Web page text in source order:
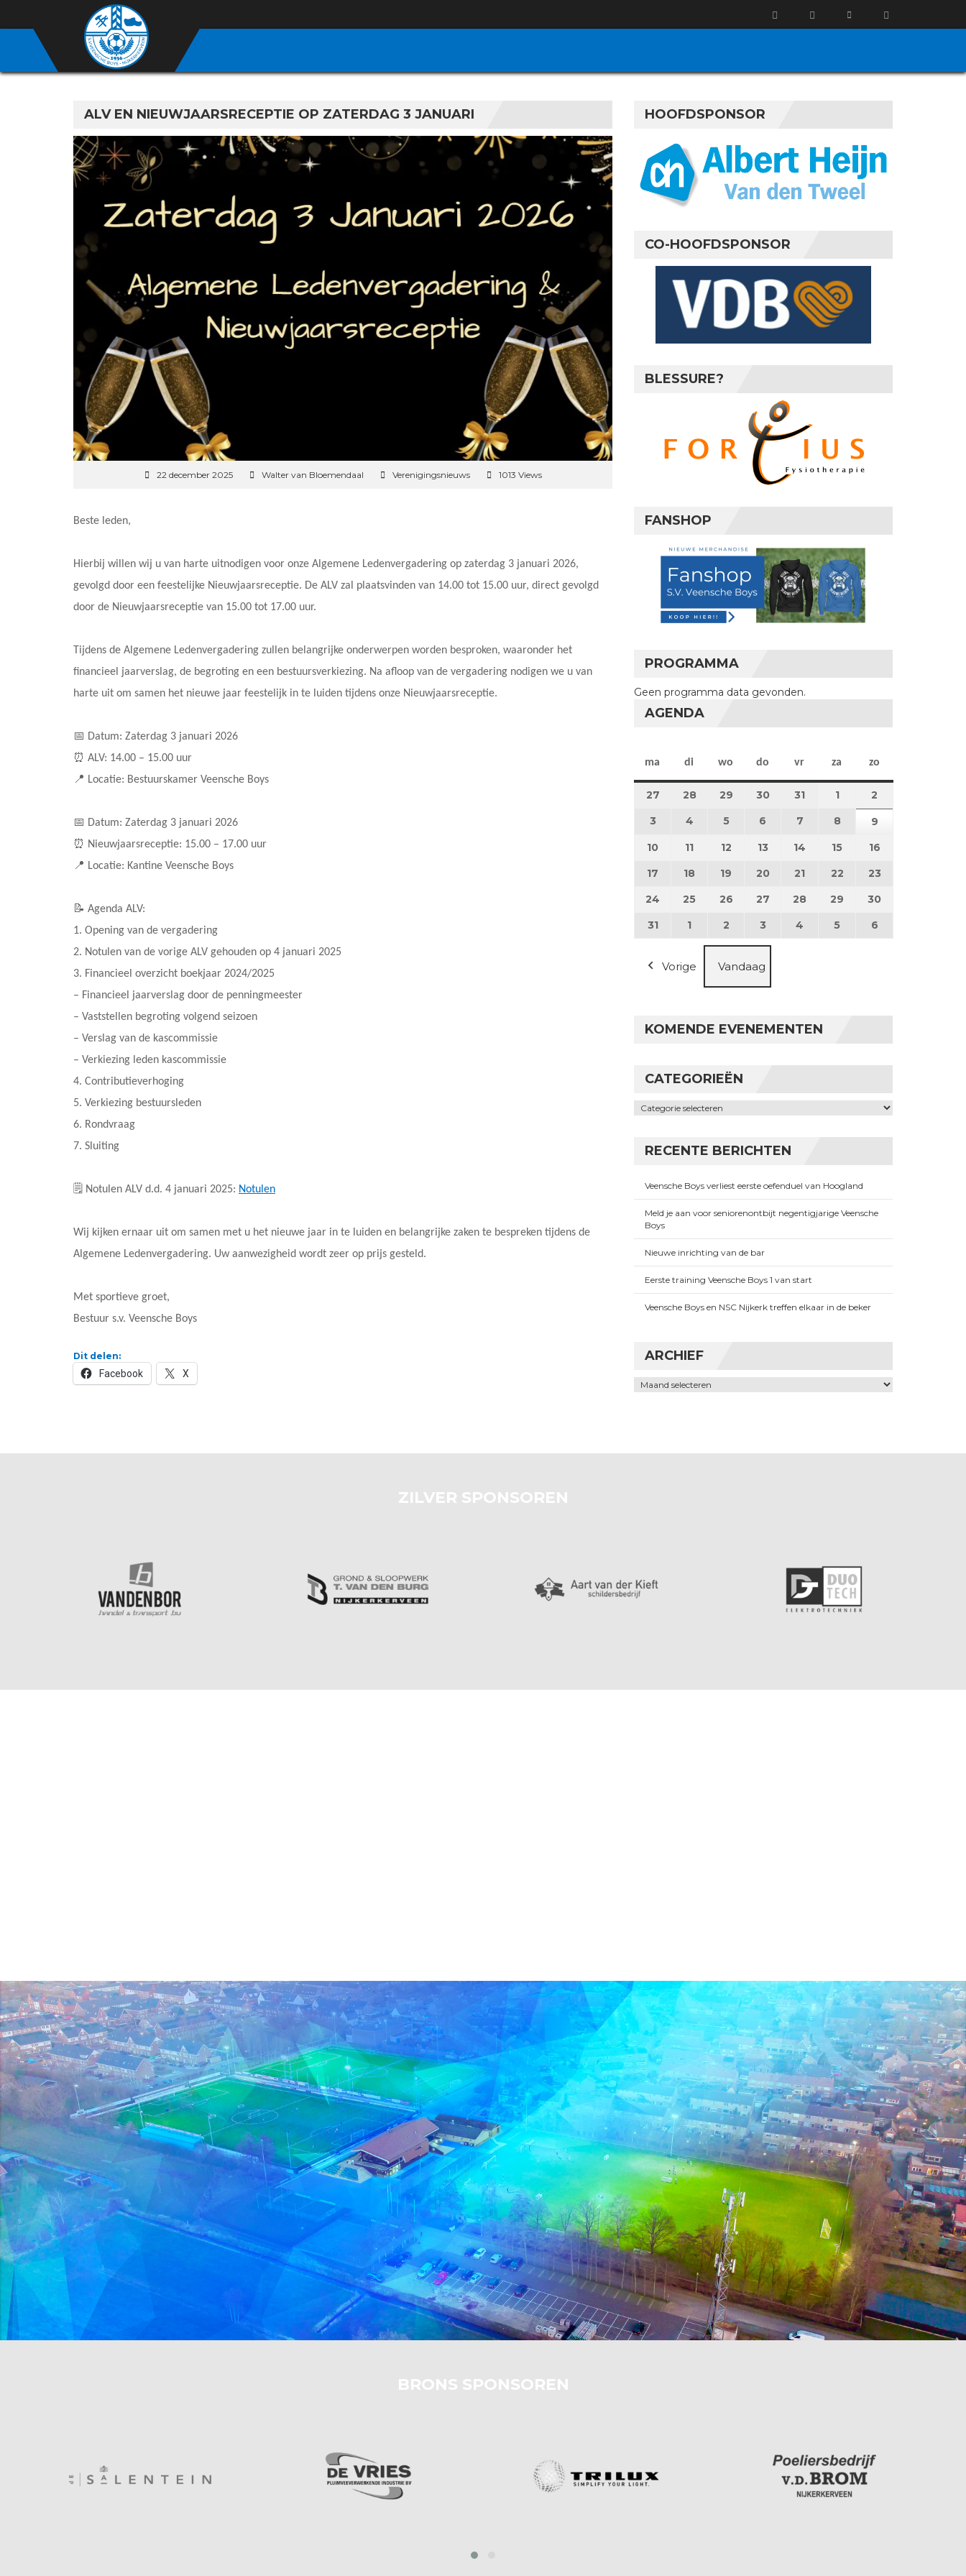
ALV EN NIEUWJAARSRECEPTIE OP ZATERDAG 3 JANUARI
22 december 2025 Walter van Bloemendaal Verenigingsnieuws 1013 Views
Beste leden,
Hierbij willen wij u van harte uitnodigen voor onze Algemene Ledenvergadering op zaterdag 3 januari 2026,
gevolgd door een feestelijke Nieuwjaarsreceptie. De ALV zal plaatsvinden van 14.00 tot 15.00 uur, direct gevolgd
door de Nieuwjaarsreceptie van 15.00 tot 17.00 uur.
Tijdens de Algemene Ledenvergadering zullen belangrijke onderwerpen worden besproken, waaronder het
financieel jaarverslag, de begroting en een bestuursverkiezing. Na afloop van de vergadering nodigen we u van
harte uit om samen het nieuwe jaar feestelijk in te luiden tijdens onze Nieuwjaarsreceptie.
📅 Datum: Zaterdag 3 januari 2026
⏰ ALV: 14.00 – 15.00 uur
📍 Locatie: Bestuurskamer Veensche Boys
📅 Datum: Zaterdag 3 januari 2026
⏰ Nieuwjaarsreceptie: 15.00 – 17.00 uur
📍 Locatie: Kantine Veensche Boys
📝 Agenda ALV:
1. Opening van de vergadering
2. Notulen van de vorige ALV gehouden op 4 januari 2025
3. Financieel overzicht boekjaar 2024/2025
– Financieel jaarverslag door de penningmeester
– Vaststellen begroting volgend seizoen
– Verslag van de kascommissie
– Verkiezing leden kascommissie
4. Contributieverhoging
5. Verkiezing bestuursleden
6. Rondvraag
7. Sluiting
🗒️ Notulen ALV d.d. 4 januari 2025: Notulen
Wij kijken ernaar uit om samen met u het nieuwe jaar in te luiden en belangrijke zaken te bespreken tijdens de
Algemene Ledenvergadering. Uw aanwezigheid wordt zeer op prijs gesteld.
Met sportieve groet,
Bestuur s.v. Veensche Boys
Dit delen:
Facebook X
HOOFDSPONSOR
CO-HOOFDSPONSOR
BLESSURE?
FANSHOP
PROGRAMMA
Geen programma data gevonden.
AGENDA
ma maandag
di dinsdag
wo woensdag
do donderdag
vr vrijdag
za zaterdag
zo
27 27 juli 2026
28 28 juli 2026
29 29 juli 2026
3030 juli 2026
31 31 juli 2026
11 augustus 2026
2
3 3 augustus 2026
4 4 augustus 2026
55 augustus 2026
6 6 augustus 2026
7 7 augustus 2026
8 8 augustus 2026
9
10 10 augustus 2026
11 11 augustus 2026
12 12 augustus 2026
13 13 augustus 2026
14 14 augustus 2026
15 15 augustus 2026
16
17 17 augustus 2026
18 18 augustus 2026
19 19 augustus 2026
20 20 augustus 2026
21 21 augustus 2026
22 22 augustus 2026
23
24 24 augustus 2026
25 25 augustus 2026
26 26 augustus 2026
27 27 augustus 2026
28 28 augustus 2026
29 29 augustus 2026
30
3131 augustus 2026
1 1 september 2026
2 2 september 2026
3 3 september 2026
4 4 september 2026
5 5 september 2026
6
Vorige Vandaag
KOMENDE EVENEMENTEN
CATEGORIEËN
Categorieën
RECENTE BERICHTEN
Veensche Boys verliest eerste oefenduel van Hoogland
Meld je aan voor seniorenontbijt negentigjarige Veensche
Boys
Nieuwe inrichting van de bar
Eerste training Veensche Boys 1 van start
Veensche Boys en NSC Nijkerk treffen elkaar in de beker
ARCHIEF
Archief
ZILVER SPONSOREN
BRONS SPONSOREN
prev